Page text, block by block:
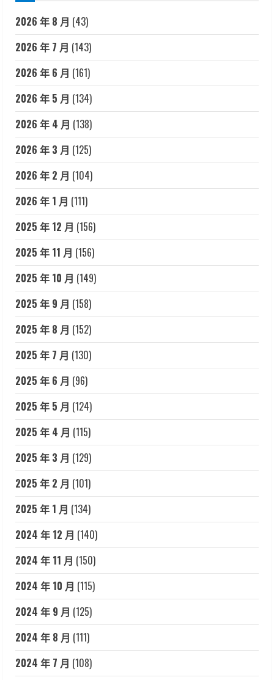
2026 年 8 月 (43)
2026 年 7 月 (143)
2026 年 6 月 (161)
2026 年 5 月 (134)
2026 年 4 月 (138)
2026 年 3 月 (125)
2026 年 2 月 (104)
2026 年 1 月 (111)
2025 年 12 月 (156)
2025 年 11 月 (156)
2025 年 10 月 (149)
2025 年 9 月 (158)
2025 年 8 月 (152)
2025 年 7 月 (130)
2025 年 6 月 (96)
2025 年 5 月 (124)
2025 年 4 月 (115)
2025 年 3 月 (129)
2025 年 2 月 (101)
2025 年 1 月 (134)
2024 年 12 月 (140)
2024 年 11 月 (150)
2024 年 10 月 (115)
2024 年 9 月 (125)
2024 年 8 月 (111)
2024 年 7 月 (108)